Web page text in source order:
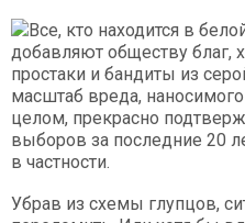
Все, кто находится в
добавляют обществу благ,
простаки и бандиты из
масштаб вреда,
целом, прекрасно
выборов за последние 20
в частности.
Убрав из схемы глупцов,